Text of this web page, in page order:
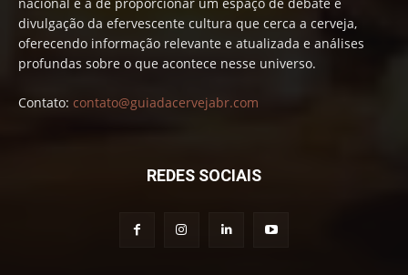
divulgação da efervescente cultura que cerca a cerveja,
oferecendo informação relevante e atualizada e análises
profundas sobre o que acontece nesse universo.
Contato: contato@guiadacervejabr.com
REDES SOCIAIS